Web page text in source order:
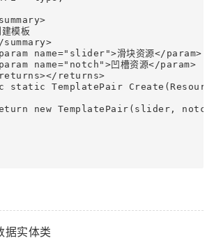
模板
summary>
name="slider">滑块资源</param>
name="notch">凹槽资源</param>
returns>
static TemplatePair
new TemplatePair(slider,
据实体类